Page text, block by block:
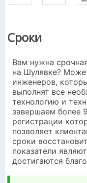
Сроки
Вам нужна
на Шулявке?
инженеров,
выполнят все
технологию и
завершаем более
регистрации
позволяет
сроки
показатели
достигаются